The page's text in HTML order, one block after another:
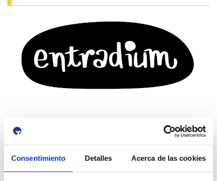
Consentimiento Detalles Acerca de las cookies
Canals socials del Moll de Costa